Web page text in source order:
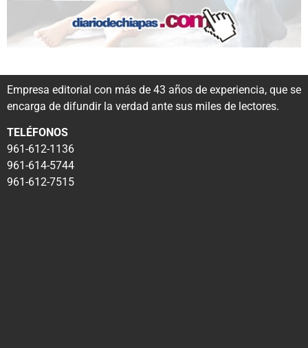
Empresa editorial con más de 43 años de experiencia, que se
encarga de difundir la verdad ante sus miles de lectores.
TELÉFONOS
961-612-1136
961-614-5744
961-612-7515